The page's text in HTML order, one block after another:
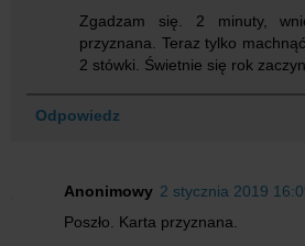
Zgadzam się. 2 minuty,
przyznana. Teraz tylko
2 stówki. Świetnie się rok
Odpowiedz
Anonimowy 2 stycznia 2019
Poszło. Karta przyznana.